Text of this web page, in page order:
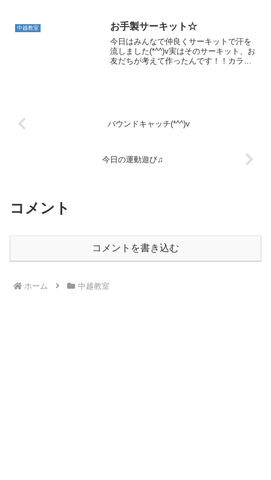
大好きなアスレチックで遊びだすお友だ
ち(*^^*)ここの公...
中越教室 お手製サーキット☆
今日はみんなで仲良くサーキットで汗を
流しました(*^^)v実はそのサーキット、お
友だちが考えて作ったんです！！カラー
バウンドキャッチ(*^^)v
今日の運動遊び♫
コメント
コメントを書き込む
ホーム 中越教室